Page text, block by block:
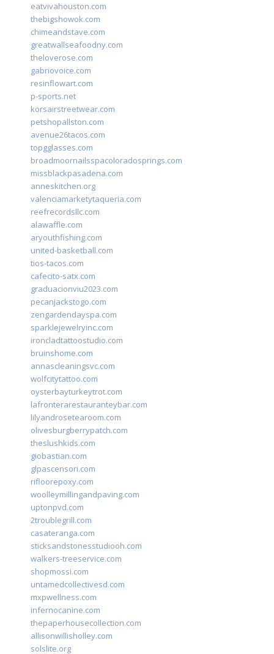
eatvivahouston.com
thebigshowok.com
chimeandstave.com
greatwallseafoodny.com
theloverose.com
gabriovoice.com
resinflowart.com
p-sports.net
korsairstreetwear.com
petshopallston.com
avenue26tacos.com
topgglasses.com
broadmoornailsspacoloradosprings.com
missblackpasadena.com
anneskitchen.org
valenciamarketytaqueria.com
reefrecordsllc.com
alawaffle.com
aryouthfishing.com
united-basketball.com
tios-tacos.com
cafecito-satx.com
graduacionviu2023.com
pecanjackstogo.com
zengardendayspa.com
sparklejewelryinc.com
ironcladtattoostudio.com
bruinshome.com
annascleaningsvc.com
wolfcitytattoo.com
oysterbayturkeytrot.com
lafronterarestauranteybar.com
lilyandrosetearoom.com
olivesburgberrypatch.com
theslushkids.com
giobastian.com
glpascensori.com
rifloorepoxy.com
woolleymillingandpaving.com
uptonpvd.com
2troublegrill.com
casateranga.com
sticksandstonesstudiooh.com
walkers-treeservice.com
shopmossi.com
untamedcollectivesd.com
mxpwellness.com
infernocanine.com
thepaperhousecollection.com
allisonwillisholley.com
solslite.org